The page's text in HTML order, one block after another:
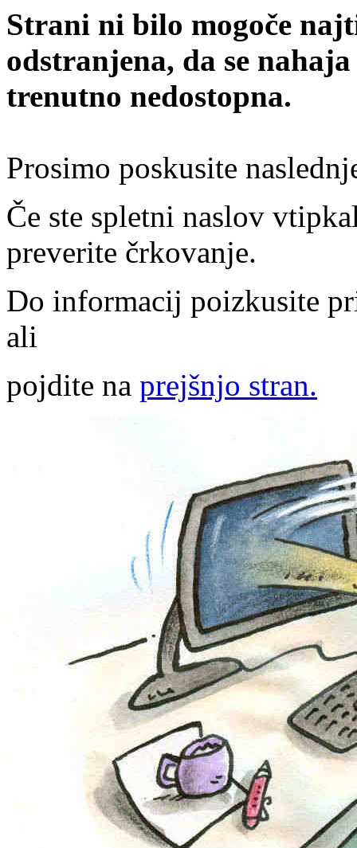
Strani ni bilo mogoče
odstranjena, da se
trenutno nedostopna.
Prosimo poskusite
Če ste spletni naslov
preverite črkovanje.
Do informacij poizkusite
ali
pojdite na prejšnjo stran.